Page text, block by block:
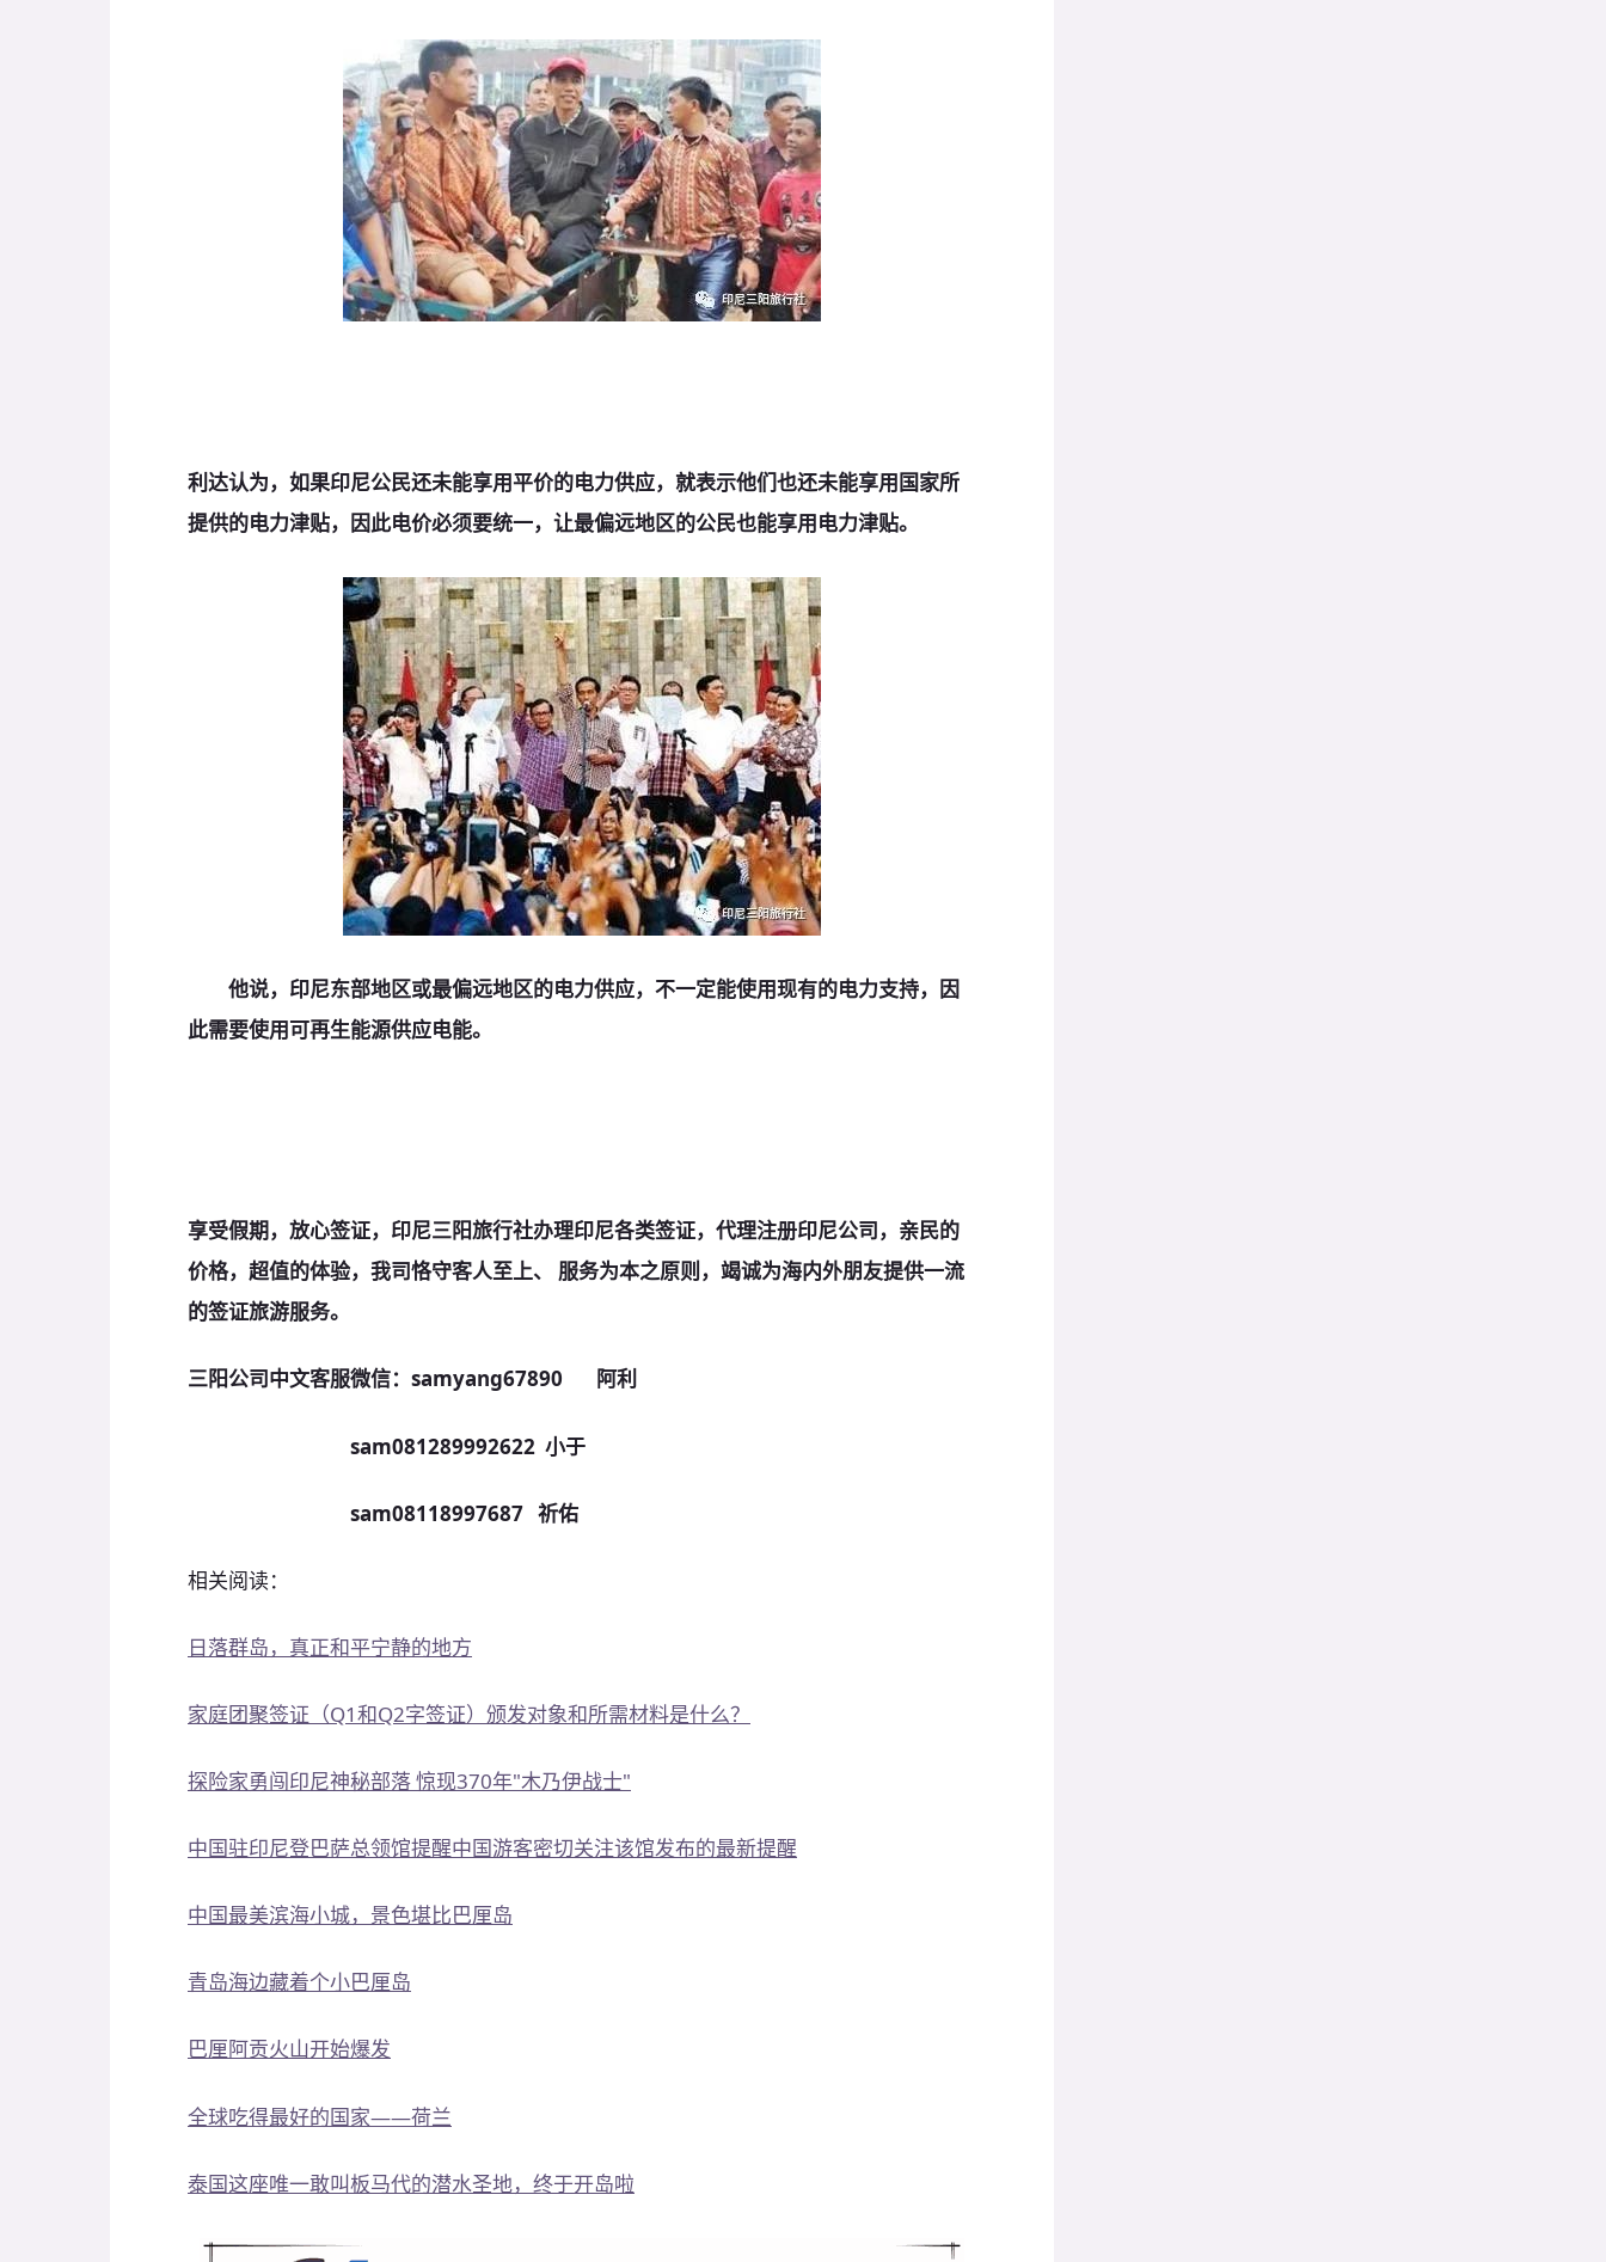
利达认为，如果印尼公民还未能享用平价的电力供应，就表示他们也还未能享用国家所
提供的电力津贴，因此电价必须要统一，让最偏远地区的公民也能享用电力津贴。
他说，印尼东部地区或最偏远地区的电力供应，不一定能使用现有的电力支持，因
此需要使用可再生能源供应电能。
享受假期，放心签证，印尼三阳旅行社办理印尼各类签证，代理注册印尼公司，亲民的
价格，超值的体验，我司恪守客人至上、 服务为本之原则，竭诚为海内外朋友提供一流
的签证旅游服务。
三阳公司中文客服微信：samyang67890 阿利
sam081289992622 小于
sam08118997687 祈佑
相关阅读：
日落群岛，真正和平宁静的地方
家庭团聚签证（Q1和Q2字签证）颁发对象和所需材料是什么？
探险家勇闯印尼神秘部落 惊现370年"木乃伊战士"
中国驻印尼登巴萨总领馆提醒中国游客密切关注该馆发布的最新提醒
中国最美滨海小城，景色堪比巴厘岛
青岛海边藏着个小巴厘岛
巴厘阿贡火山开始爆发
全球吃得最好的国家——荷兰
泰国这座唯一敢叫板马代的潜水圣地，终于开岛啦